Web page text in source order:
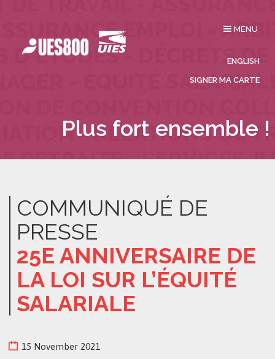
Affichage
MENU
ENGLISH
SIGNER MA CARTE
Plus fort ensemble !
COMMUNIQUÉ DE
PRESSE
25E ANNIVERSAIRE DE
LA LOI SUR L’ÉQUITÉ
SALARIALE
15 November 2021